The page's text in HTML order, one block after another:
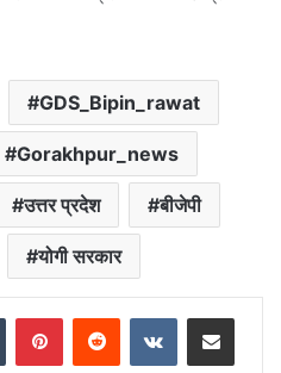
GDS_Bipin_rawat
Gorakhpur_news
उत्तर प्रदेश बीजेपी
योगी सरकार
Tumblr PinterestReddit VKontakteShare via Email